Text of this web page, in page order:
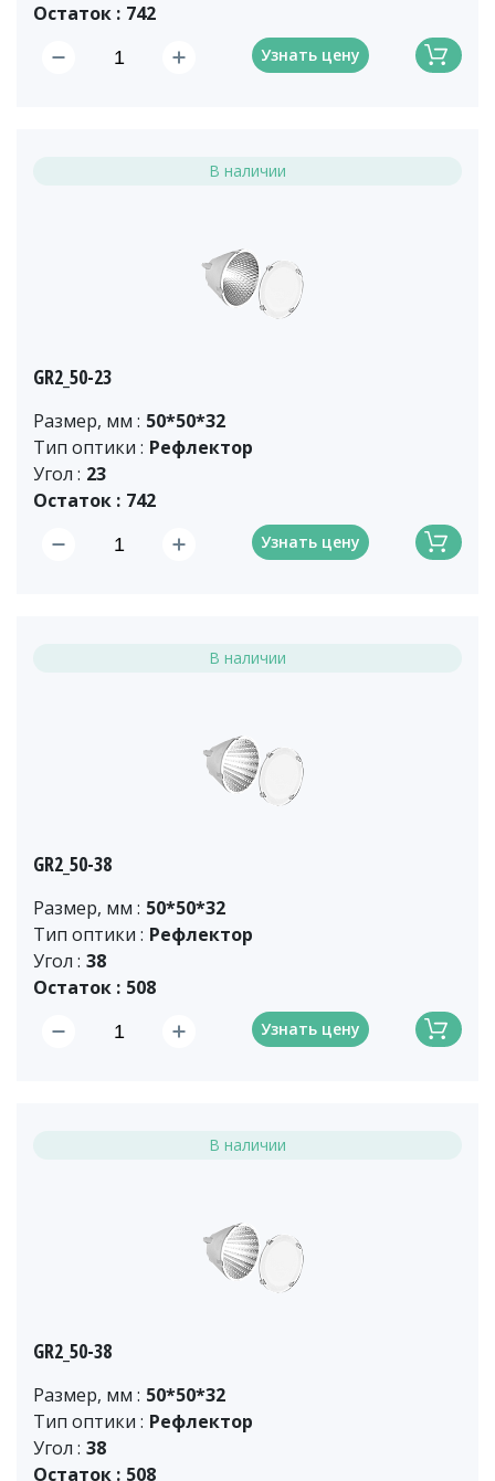
Остаток : 742
Узнать цену
В наличии
GR2_50-23
Размер, мм : 50*50*32
Тип оптики : Рефлектор
Угол : 23
Остаток : 742
Узнать цену
В наличии
GR2_50-38
Размер, мм : 50*50*32
Тип оптики : Рефлектор
Угол : 38
Остаток : 508
Узнать цену
В наличии
GR2_50-38
Размер, мм : 50*50*32
Тип оптики : Рефлектор
Угол : 38
Остаток : 508